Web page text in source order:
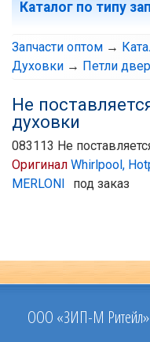
Каталог по типу
Запчасти оптом →
Духовки → Петли
Не
духовки
083113 Не
Оригинал Whirlpool,
MERLONI
под заказ
ООО «ЗИП-М Ритейл»